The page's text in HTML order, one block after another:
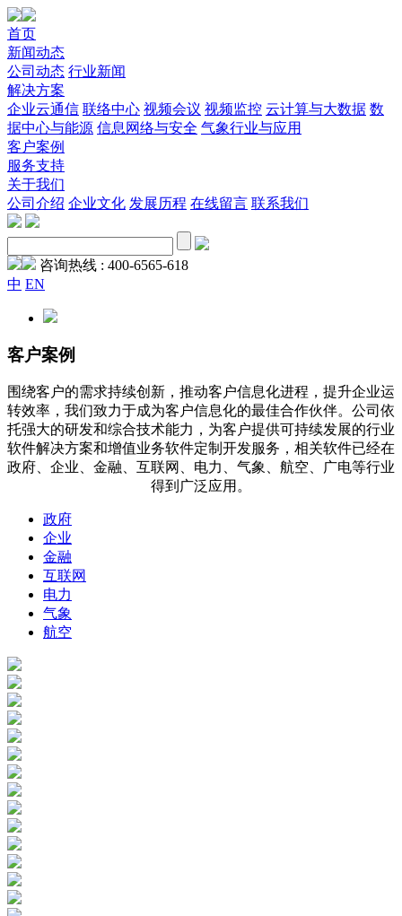
首页
新闻动态
公司动态 行业新闻
解决方案
企业云通信 联络中心 视频会议 视频监控 云计算与大数据 数
据中心与能源 信息网络与安全 气象行业与应用
客户案例
服务支持
关于我们
公司介绍 企业文化 发展历程 在线留言 联系我们
咨询热线 : 400-6565-618
中 EN
客户案例
围绕客户的需求持续创新，推动客户信息化进程，提升企业运
转效率，我们致力于成为客户信息化的最佳合作伙伴。公司依
托强大的研发和综合技术能力，为客户提供可持续发展的行业
软件解决方案和增值业务软件定制开发服务，相关软件已经在
政府、企业、金融、互联网、电力、气象、航空、广电等行业
得到广泛应用。
政府
企业
金融
互联网
电力
气象
航空